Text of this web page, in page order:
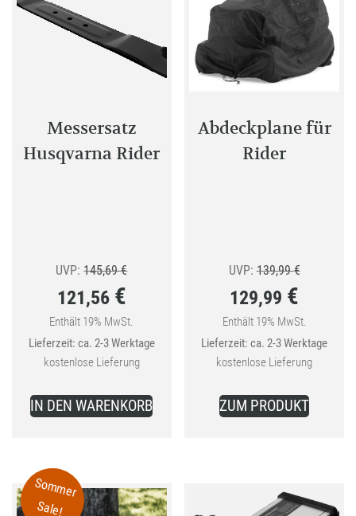
Messersatz
Husqvarna Rider
UVP: 145,69€Ursprünglicher
war:
145,69 €
121,56 €
Aktueller
Preis
121,56 €.
Enthält 19% MwSt.
Lieferzeit: ca. 2-3 Werktage
kostenlose Lieferung
IN DEN WARENKORB
Abdeckplane für
Rider
UVP: 139,99€
war:
139,99 €
129,99 €
Aktueller
Preis
129,99 €.
Enthält 19% MwSt.
Lieferzeit: ca. 2-3 Werktage
kostenlose Lieferung
ZUM PRODUKT
Sommer
Sale!